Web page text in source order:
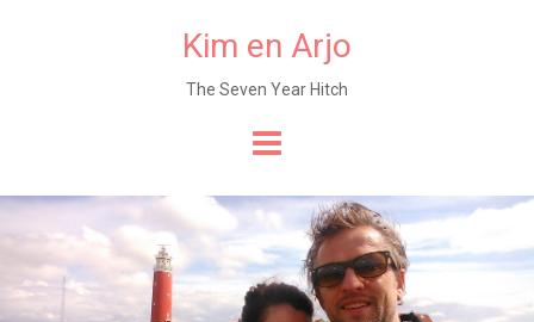
Kim en Arjo
The Seven Year Hitch